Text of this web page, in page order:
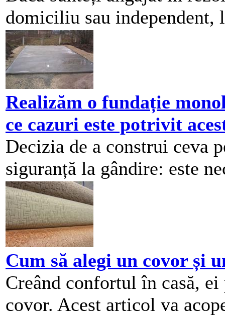
domiciliu sau independent,
Realizăm o fundație
ce cazuri este potrivit
Decizia de a construi ceva
siguranță la gândire: este
Cum să alegi un covor și
Creând confortul în casă,
covor. Acest articol va